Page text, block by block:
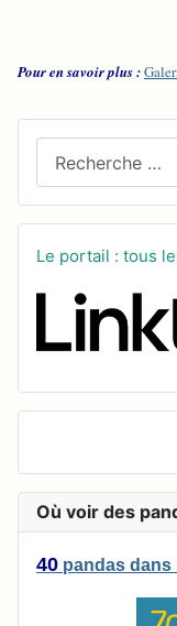
Le portail : tous
Où voir des
40 pandas dans
Pour en savoir plus :